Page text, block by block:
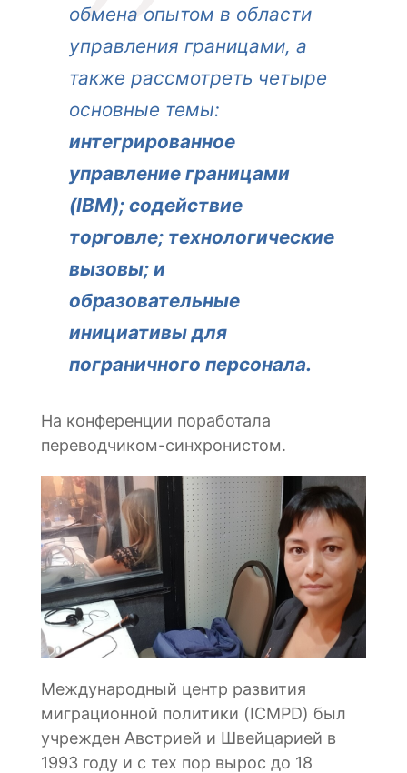
обмена опытом в области
управления границами, а
также рассмотреть четыре
основные темы:
интегрированное
управление границами
(IBM); содействие
торговле; технологические
вызовы; и
образовательные
инициативы для
пограничного персонала.
На конференции поработала
переводчиком-синхронистом.
Международный центр развития
миграционной политики (ICMPD) был
учрежден Австрией и Швейцарией в
1993 году и с тех пор вырос до 18